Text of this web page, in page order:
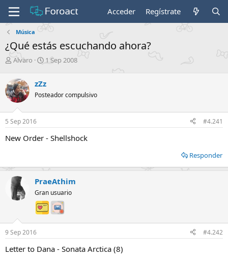
Acceder Regístrate
Música
¿Qué estás escuchando ahora?
I
i
c
i
a
d
o
d
t
e
m
a
Alvaro
F
h
a
e
i
o
1 Sep 2008
zZz
Posteador compulsivo
5 Sep 2016 #4.241
New Order - Shellshock
Responder
PraeAthim
Gran usuario
9 Sep 2016 #4.242
Letter to Dana - Sonata Arctica (8)